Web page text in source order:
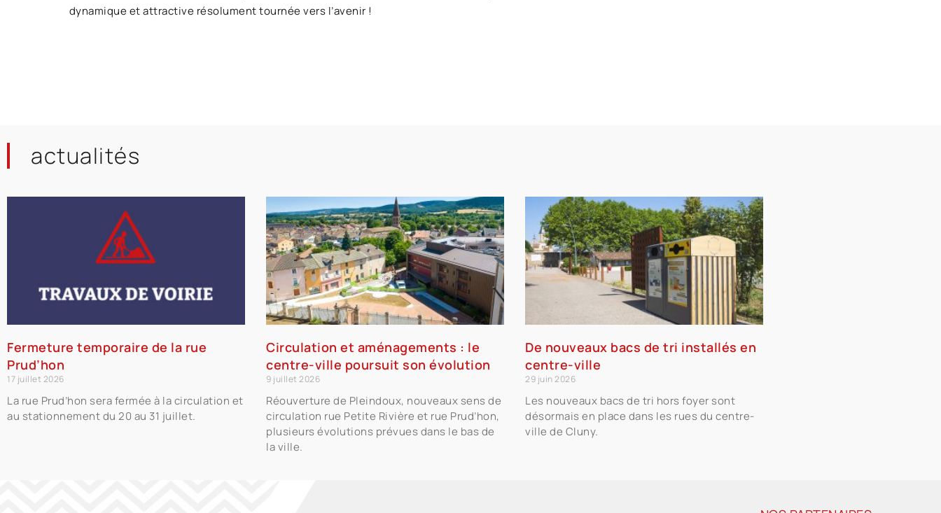
dynamique et attractive résolument tournée vers l’avenir !
actualités
Fermeture temporaire de la rue
Prud’hon
17 juillet 2026
La rue Prud’hon sera fermée à la circulation et
au stationnement du 20 au 31 juillet.
Circulation et aménagements : le
centre-ville poursuit son évolution
9 juillet 2026
Réouverture de Pleindoux, nouveaux sens de
circulation rue Petite Rivière et rue Prud’hon,
plusieurs évolutions prévues dans le bas de
la ville.
De nouveaux bacs de tri installés en
centre-ville
29 juin 2026
Les nouveaux bacs de tri hors foyer sont
désormais en place dans les rues du centre-
ville de Cluny.